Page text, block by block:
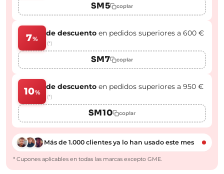
SM5 copiar
7%
de descuento en pedidos superiores a 600 €
(*)
SM7 copiar
10%
de descuento en pedidos superiores a 950 €
(*)
SM10 copiar
Más de 1.000 clientes ya lo han usado este mes
* Cupones aplicables en todas las marcas excepto GME.